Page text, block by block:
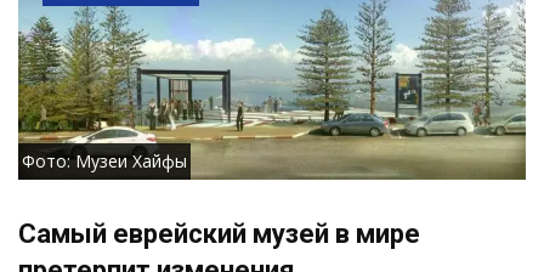
Фото: Музеи Хайфы
Самый еврейский музей в мире